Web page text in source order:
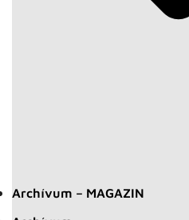
Archívum – MAGAZIN